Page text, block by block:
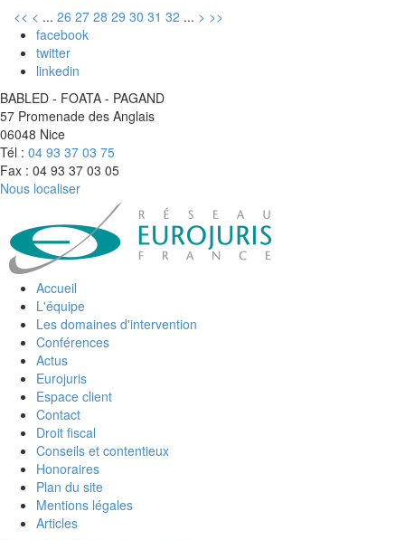
<< < ... 26 27 28 29 30 31 32 ... > >>
facebook
twitter
linkedin
BABLED - FOATA - PAGAND
57 Promenade des Anglais
06048 Nice
Tél : 04 93 37 03 75
Fax : 04 93 37 03 05
Nous localiser
Accueil
L'équipe
Les domaines d'intervention
Conférences
Actus
Eurojuris
Espace client
Contact
Droit fiscal
Conseils et contentieux
Honoraires
Plan du site
Mentions légales
Articles